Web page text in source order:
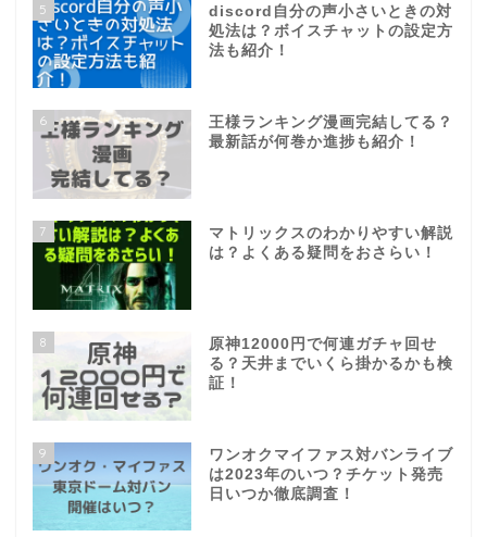
5
discord自分の声小さいときの対
処法は？ボイスチャットの設定方
法も紹介！
6
王様ランキング漫画完結してる？
最新話が何巻か進捗も紹介！
7
マトリックスのわかりやすい解説
は？よくある疑問をおさらい！
8
原神12000円で何連ガチャ回せ
る？天井までいくら掛かるかも検
証！
9
ワンオクマイファス対バンライブ
は2023年のいつ？チケット発売
日いつか徹底調査！